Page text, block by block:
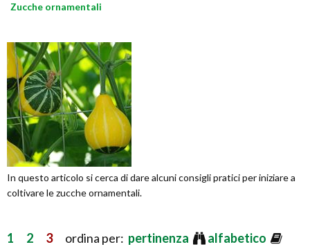
Zucche ornamentali
In questo articolo si cerca di dare alcuni consigli pratici per iniziare a
coltivare le zucche ornamentali.
1 2 3ordina per: pertinenza
alfabetico